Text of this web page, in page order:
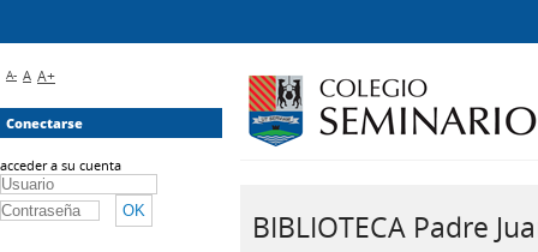
BIBLIOTECA Padre
A- A A+
Conectarse
acceder a su cuenta